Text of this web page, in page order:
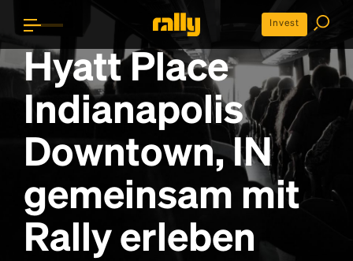
Invest
Hyatt Place
Indianapolis
Downtown, IN
gemeinsam mit
Rally erleben